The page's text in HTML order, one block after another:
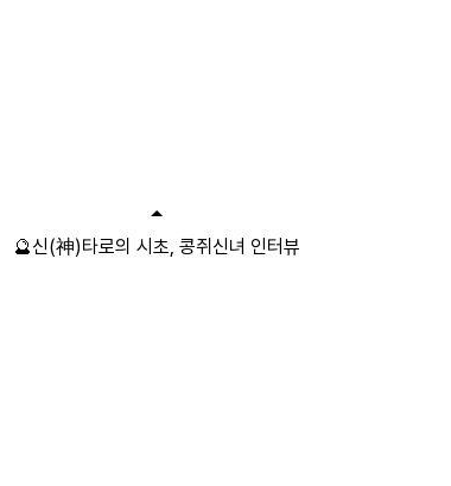
🔮신(神)타로의 시초, 콩쥐신녀 인터뷰